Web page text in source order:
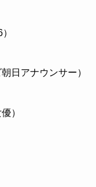
日アナウンサー）
）